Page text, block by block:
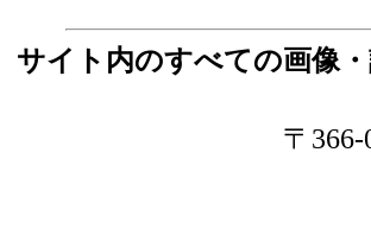
サイト内のすべての画像
〒